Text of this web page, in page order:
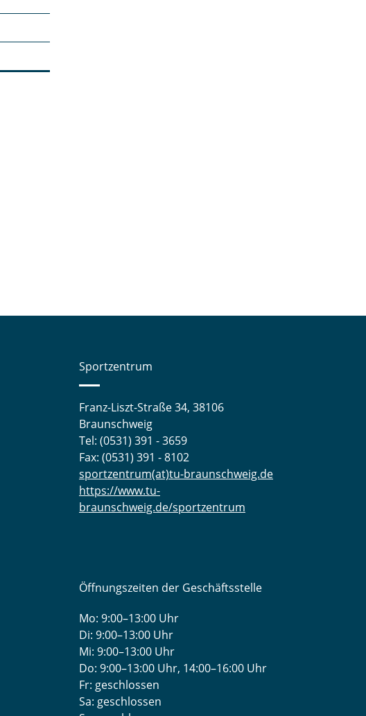
Sportzentrum
Franz-Liszt-Straße 34, 38106
Braunschweig
Tel: (0531) 391 - 3659
Fax: (0531) 391 - 8102
sportzentrum(at)tu-braunschweig.de
https://www.tu-
braunschweig.de/sportzentrum
Öffnungszeiten der Geschäftsstelle
Mo: 9:00–13:00 Uhr
Di: 9:00–13:00 Uhr
Mi: 9:00–13:00 Uhr
Do: 9:00­–13:00 Uhr, 14:00­–16:00 Uhr
Fr: geschlossen
Sa: geschlossen